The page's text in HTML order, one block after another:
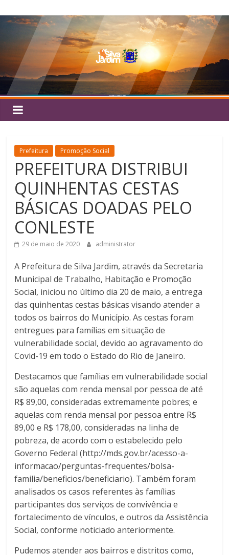
para
conteúdo
Silva
Jardim
Prefeitura Promoção Social
PREFEITURA DISTRIBUI
QUINHENTAS CESTAS
BÁSICAS DOADAS PELO
CONLESTE
29 de maio de 2020 administrator
A Prefeitura de Silva Jardim, através da Secretaria
Municipal de Trabalho, Habitação e Promoção
Social, iniciou no último dia 20 de maio, a entrega
das quinhentas cestas básicas visando atender a
todos os bairros do Município. As cestas foram
entregues para famílias em situação de
vulnerabilidade social, devido ao agravamento do
Covid-19 em todo o Estado do Rio de Janeiro.
Destacamos que famílias em vulnerabilidade social
são aquelas com renda mensal por pessoa de até
R$ 89,00, consideradas extremamente pobres; e
aquelas com renda mensal por pessoa entre R$
89,00 e R$ 178,00, consideradas na linha de
pobreza, de acordo com o estabelecido pelo
Governo Federal (http://mds.gov.br/acesso-a-
informacao/perguntas-frequentes/bolsa-
familia/beneficios/beneficiario). Também foram
analisados os casos referentes às famílias
participantes dos serviços de convivência e
fortalecimento de vínculos, e outros da Assistência
Social, conforme noticiado anteriormente.
Pudemos atender aos bairros e distritos como,